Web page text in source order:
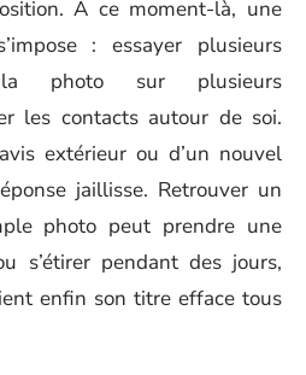
À ce moment-là, une
: essayer plusieurs
photo sur plusieurs
les contacts autour de soi.
extérieur ou d’un nouvel
jaillisse. Retrouver un
photo peut prendre une
s’étirer pendant des jours,
enfin son titre efface tous